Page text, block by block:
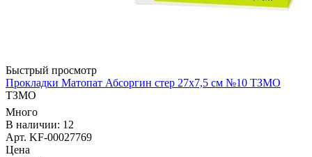
Быстрый просмотр
Прокладки Матопат Абсоргин стер 27х7,5 см №10 ТЗМО
ТЗМО
Много
В наличии: 12
Арт. KF-00027769
Цена